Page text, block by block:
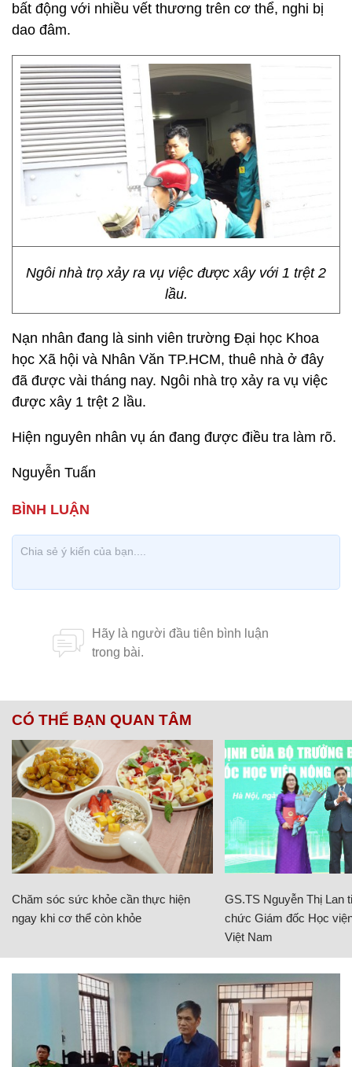
bất động với nhiều vết thương trên cơ thể, nghi bị
dao đâm.
Ngôi nhà trọ xảy ra vụ việc được xây với 1 trệt 2
lầu.
Nạn nhân đang là sinh viên trường Đại học Khoa
học Xã hội và Nhân Văn TP.HCM, thuê nhà ở đây
đã được vài tháng nay. Ngôi nhà trọ xảy ra vụ việc
được xây 1 trệt 2 lầu.
Hiện nguyên nhân vụ án đang được điều tra làm rõ.
Nguyễn Tuấn
CÓ THỂ BẠN QUAN TÂM
Chăm sóc sức khỏe cần thực hiện
ngay khi cơ thể còn khỏe
GS.TS Nguyễn Thị Lan
chức Giám đốc Học
Việt Nam